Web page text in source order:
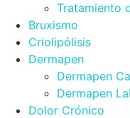
Tratamiento
Bruxismo
Criolipólisis
Dermapen
Dermapen
Dermapen
Dolor Crónico